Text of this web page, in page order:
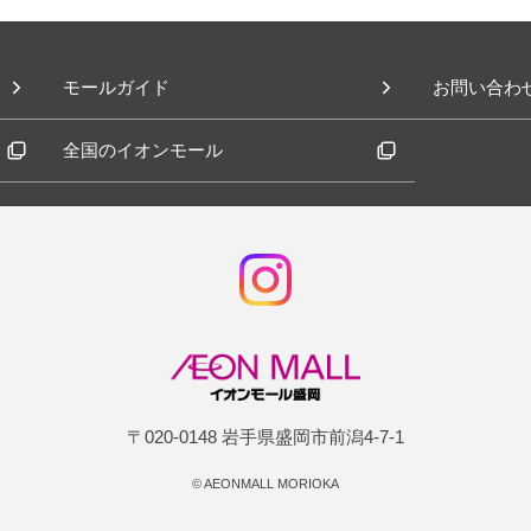
モールガイド お問い合わ
全国のイオンモール
〒020-0148 岩手県盛岡市前潟4-7-1
©AEONMALL MORIOKA